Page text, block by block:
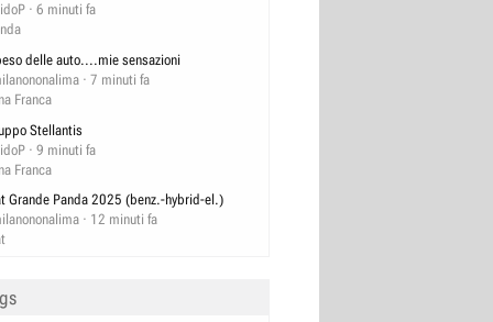
6 minuti fa
delle auto....mie sensazioni
7 minuti fa
Franca
Stellantis
9 minuti fa
Franca
Grande Panda 2025 (benz.-hybrid-el.)
12 minuti fa